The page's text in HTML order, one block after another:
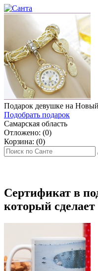
Подарок девушке на
Подобрать подарок
Самарская область
Отложено: (0)
Корзина: (0)
Сертификат в
который